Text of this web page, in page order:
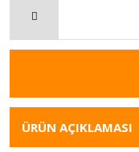
ÜRÜN AÇIKLAMASI